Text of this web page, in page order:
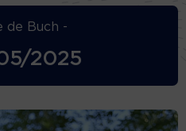
de Buch -
2025